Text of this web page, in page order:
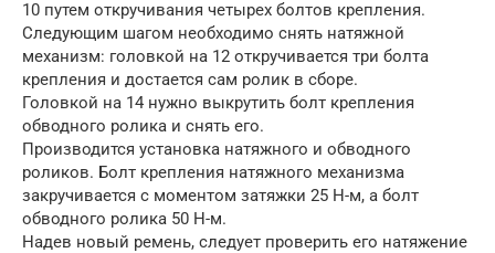
10 путем откручивания четырех болтов крепления.
Следующим шагом необходимо снять натяжной
механизм: головкой на 12 откручивается три болта
крепления и достается сам ролик в сборе.
Головкой на 14 нужно выкрутить болт крепления
обводного ролика и снять его.
Производится установка натяжного и обводного
роликов. Болт крепления натяжного механизма
закручивается с моментом затяжки 25 Н-м, а болт
обводного ролика 50 Н-м.
Надев новый ремень, следует проверить его натяжение